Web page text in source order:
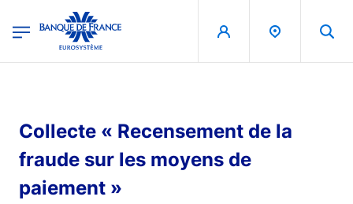
Banque de France - Menu Principal
Collecte « Recensement de la
fraude sur les moyens de
paiement »